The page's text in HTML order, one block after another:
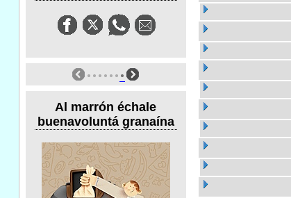
Al marrón échale
buenavoluntá granaína